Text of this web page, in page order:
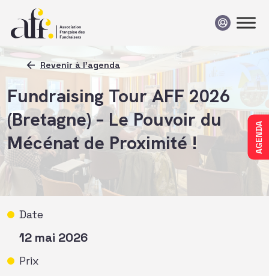
AGENDA
Revenir à l'agenda
Fundraising Tour AFF 2026
(Bretagne) – Le Pouvoir du
Mécénat de Proximité !
Date
12 mai 2026
Prix